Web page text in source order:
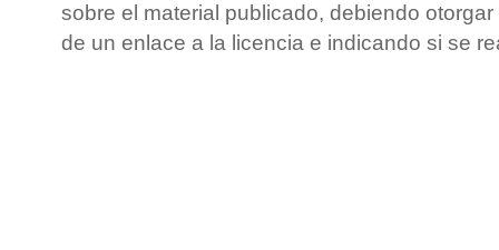
sobre el material publicado, debiendo
de un enlace a la licencia e indicando si se